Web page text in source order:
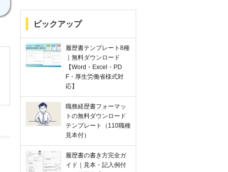
ピックアップ
履歴書テンプレート8種
｜無料ダウンロード
【Word・Excel・PD
F・厚生労働省様式対
応】
職務経歴書フォーマッ
トの無料ダウンロード
テンプレート（110職種
見本付）
履歴書の書き方完全ガ
イド｜見本・記入例付